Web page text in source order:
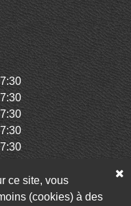
ce site, vous
(cookies) à des